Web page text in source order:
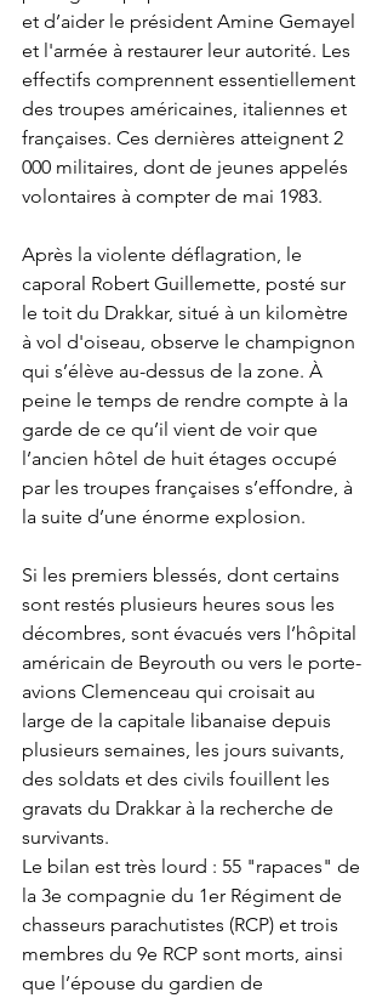
et d’aider le président Amine Gemayel
et l'armée à restaurer leur autorité. Les
effectifs comprennent essentiellement
des troupes américaines, italiennes et
françaises. Ces dernières atteignent 2
000 militaires, dont de jeunes appelés
volontaires à compter de mai 1983.
Après la violente déflagration, le
caporal Robert Guillemette, posté sur
le toit du Drakkar, situé à un kilomètre
à vol d'oiseau, observe le champignon
qui s’élève au-dessus de la zone. À
peine le temps de rendre compte à la
garde de ce qu’il vient de voir que
l’ancien hôtel de huit étages occupé
par les troupes françaises s’effondre, à
la suite d’une énorme explosion.
Si les premiers blessés, dont certains
sont restés plusieurs heures sous les
décombres, sont évacués vers l’hôpital
américain de Beyrouth ou vers le porte-
avions Clemenceau qui croisait au
large de la capitale libanaise depuis
plusieurs semaines, les jours suivants,
des soldats et des civils fouillent les
gravats du Drakkar à la recherche de
survivants.
Le bilan est très lourd : 55 "rapaces" de
la 3e compagnie du 1er Régiment de
chasseurs parachutistes (RCP) et trois
membres du 9e RCP sont morts, ainsi
que l’épouse du gardien de